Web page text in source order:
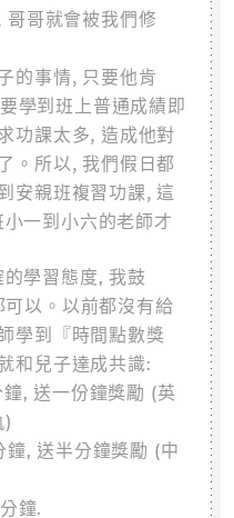
哥就會被我們修
的事情, 只要他肯
學到班上普通成績即
功課太多, 造成他對
。所以, 我們假日都
安親班複習功課, 這
一到小六的老師才
學習態度, 我鼓
以。以前都沒有給
學到『時間點數獎
和兒子達成共識:
, 送一份鐘獎勵 (英
)
, 送半分鐘獎勵 (中
鐘.